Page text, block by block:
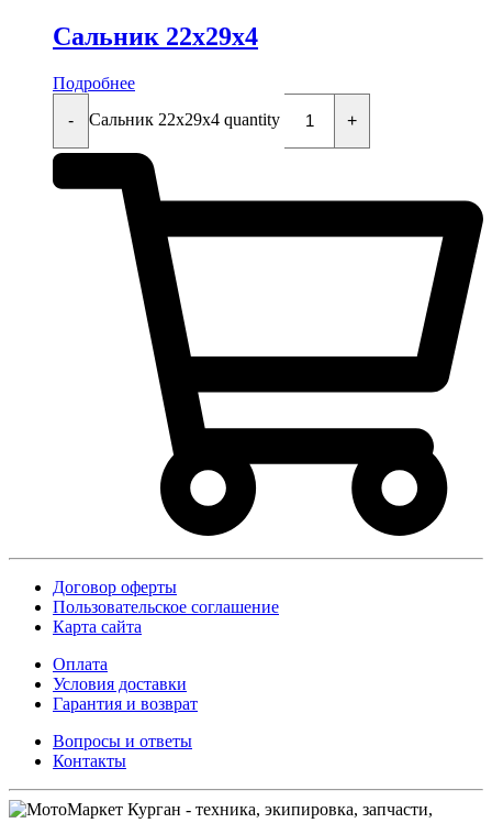
Сальник 22x29x4
Подробнее
-
Сальник 22x29x4 quantity +
Договор оферты
Пользовательское соглашение
Карта сайта
Оплата
Условия доставки
Гарантия и возврат
Вопросы и ответы
Контакты